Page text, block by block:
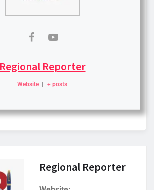
Regional Reporter
Website | + posts
Regional Reporter